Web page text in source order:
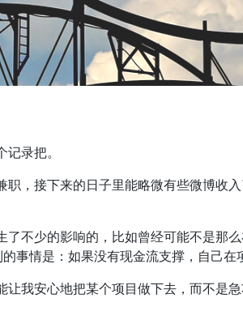
录把。
，接下来的日子里能略微有些微博收
不少的影响的，比如曾经可能不是那
事情是：如果没有现金流支撑，自己在
我安心地把某个项目做下去，而不是